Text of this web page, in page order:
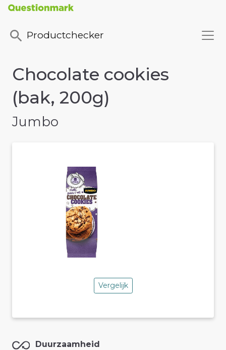
Productchecker
Chocolate cookies
(bak, 200g)
Jumbo
Vergelijk
Duurzaamheid